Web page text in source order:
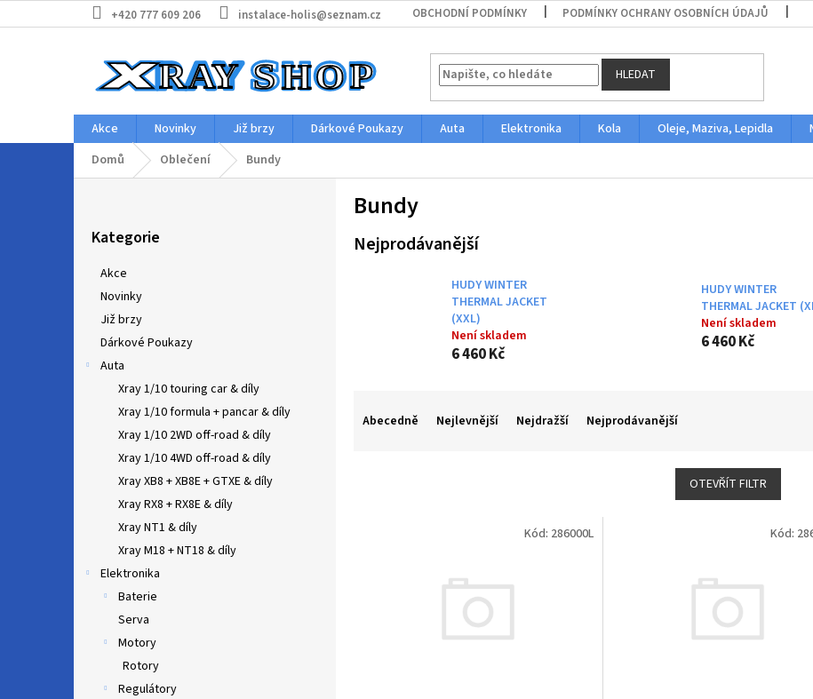
na
+420 777 609 206 instalace-holis@seznam.cz OBCHODNÍ PODMÍNKY PODMÍNKY OCHRANY OSOBNÍCH ÚDAJŮ
HLEDAT
Akce Novinky Již brzy Dárkové Poukazy Auta Elektronika Kola Oleje, Maziva, Lepidla
Domů
Oblečení Bundy
kategorie
Kategorie
Akce
Novinky
Již brzy
Dárkové Poukazy
Auta
Xray 1/10 touring car & díly
Xray 1/10 formula + pancar & díly
Xray 1/10 2WD off-road & díly
Xray 1/10 4WD off-road & díly
Xray XB8 + XB8E + GTXE & díly
Xray RX8 + RX8E & díly
Xray NT1 & díly
Xray M18 + NT18 & díly
Elektronika
Baterie
Serva
Motory
Rotory
Regulátory
Bundy
Nejprodávanější
HUDY WINTER
THERMAL JACKET
(XXL)
Není skladem
6 460 Kč
HUDY WINTER
THERMAL JACKET
Není skladem
6 460 Kč
Abecedně Nejlevnější Nejdražší Nejprodávanější
OTEVŘÍT FILTR
Kód: 286000L Kód: